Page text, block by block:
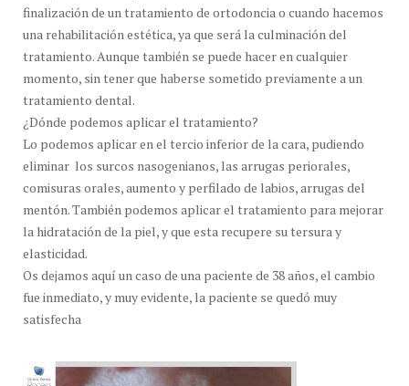
finalización de un tratamiento de ortodoncia o cuando hacemos
una rehabilitación estética, ya que será la culminación del
tratamiento. Aunque también se puede hacer en cualquier
momento, sin tener que haberse sometido previamente a un
tratamiento dental.
¿Dónde podemos aplicar el tratamiento?
Lo podemos aplicar en el tercio inferior de la cara, pudiendo
eliminar los surcos nasogenianos, las arrugas periorales,
comisuras orales, aumento y perfilado de labios, arrugas del
mentón. También podemos aplicar el tratamiento para mejorar
la hidratación de la piel, y que esta recupere su tersura y
elasticidad.
Os dejamos aquí un caso de una paciente de 38 años, el cambio
fue inmediato, y muy evidente, la paciente se quedó muy
satisfecha